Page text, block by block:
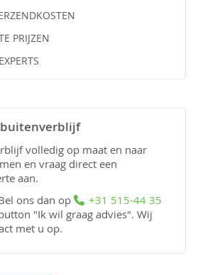
PRIJZEN
volledig op maat en naar
en vraag direct een
aan.
ons dan op
+31 515-44 35
"Ik wil graag advies". Wij
met u op.